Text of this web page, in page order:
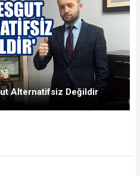
Alternatifsiz Değildir